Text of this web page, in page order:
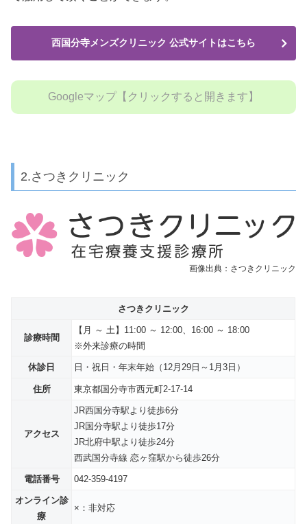
西国分寺メンズクリニック 公式サイトはこちら
Googleマップ【クリックすると開きます】
2.さつきクリニック
画像出典：さつきクリニック
さつきクリニック
診療時間
【 月 ～ 土 】11:00 ～ 12:00、16:00 ～ 18:00
※外来診療の時間
休診日 日・祝日・年末年始（12月29日～1月3日）
住所 東京都国分寺市西元町2-17-14
アクセス
JR西国分寺駅より徒歩6分
JR国分寺駅より徒歩17分
JR北府中駅より徒歩24分
西武国分寺線 恋ヶ窪駅から徒歩26分
電話番号 042-359-4197
オンライン診
療
×：非対応